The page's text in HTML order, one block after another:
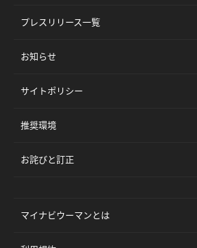
プレスリリース一覧
お知らせ
サイトポリシー
推奨環境
お詫びと訂正
マイナビウーマンとは